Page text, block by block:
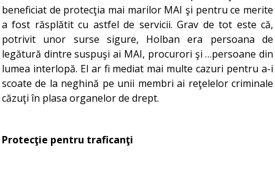
beneficiat de protecţia mai marilor MAI şi pentru ce merite
a fost răsplătit cu astfel de servicii. Grav de tot este că,
potrivit unor surse sigure, Holban era persoana de
legătură dintre suspuşi ai MAI, procurori şi …persoane din
lumea interlopă. El ar fi mediat mai multe cazuri pentru a-i
scoate de la neghină pe unii membri ai reţelelor criminale
căzuţi în plasa organelor de drept.
Protecţie pentru traficanţi